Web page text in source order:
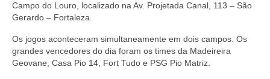
Campo do Louro, localizado na Av. Projetada Canal, 113 – São
Gerardo – Fortaleza.
Os jogos aconteceram simultaneamente em dois campos. Os
grandes vencedores do dia foram os times da Madeireira
Geovane, Casa Pio 14, Fort Tudo e PSG Pio Matriz.